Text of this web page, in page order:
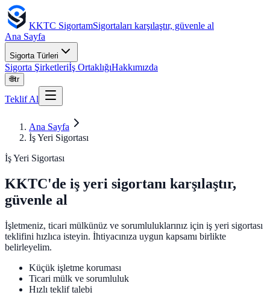
KKTC SigortamSigortaları karşılaştır, güvenle al
Ana Sayfa
Sigorta Türleri
Sigorta Şirketleriİş OrtaklığıHakkımızda
🌐tr
Teklif Al
Ana Sayfa
İş Yeri Sigortası
İş Yeri Sigortası
KKTC'de iş yeri sigortanı karşılaştır,
güvenle al
İşletmeniz, ticari mülkünüz ve sorumluluklarınız için iş yeri sigortası
teklifini hızlıca isteyin. İhtiyacınıza uygun kapsamı birlikte
belirleyelim.
Küçük işletme koruması
Ticari mülk ve sorumluluk
Hızlı teklif talebi